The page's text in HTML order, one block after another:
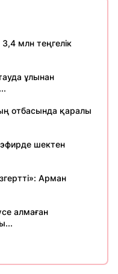
млн теңгелік
ұлынан
отбасында қаралы
эфирде шектен
Арман
алмаған